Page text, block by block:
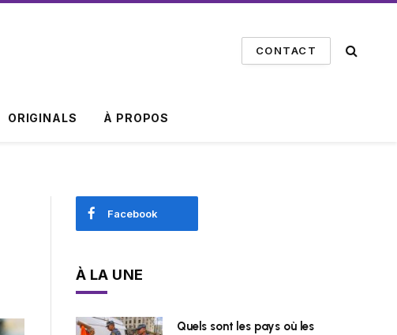
CONTACT
ORIGINALS À PROPOS
Facebook
À LA UNE
Quels sont les pays où les